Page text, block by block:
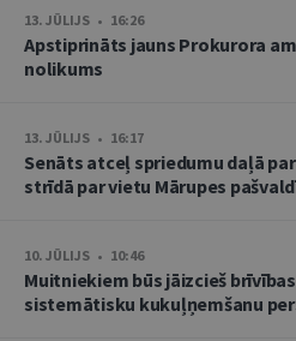
13. JŪLIJS • 16:26
Apstiprināts jauns Prokurora
nolikums
13. JŪLIJS • 16:17
Senāts atceļ spriedumu daļā
strīdā par vietu Mārupes
10. JŪLIJS • 10:46
Muitniekiem būs jāizcieš
sistemātisku kukuļņemšanu